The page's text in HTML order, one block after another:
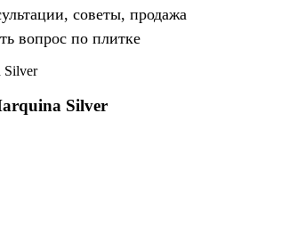
советы, продажа
вопрос по плитке
Silver
Silver